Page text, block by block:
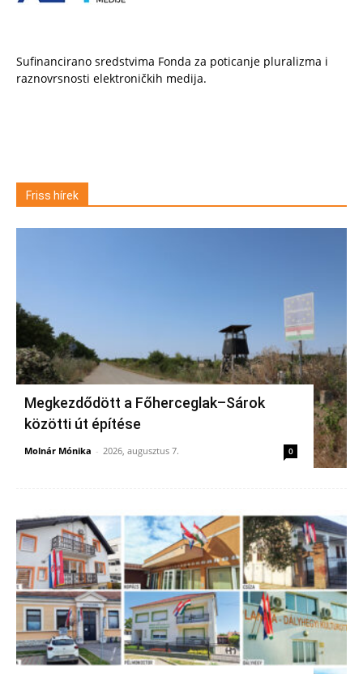
Sufinancirano sredstvima Fonda za poticanje pluralizma i
raznovrsnosti elektroničkih medija.
Friss hírek
Megkezdődött a Főherceglak–Sárok
közötti út építése
Molnár Mónika - 2026, augusztus 7. 0